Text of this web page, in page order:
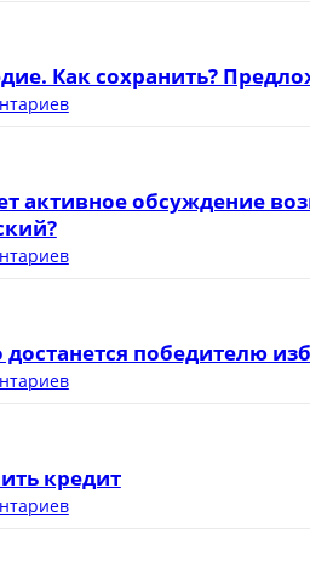
Как сохранить?
активное обсуждение
победителю
кредит